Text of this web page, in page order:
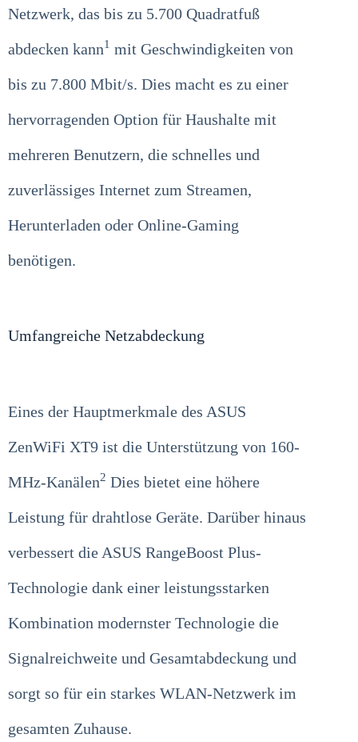
Netzwerk, das bis zu 5.700 Quadratfuß
abdecken kann1 mit Geschwindigkeiten von
bis zu 7.800 Mbit/s. Dies macht es zu einer
hervorragenden Option für Haushalte mit
mehreren Benutzern, die schnelles und
zuverlässiges Internet zum Streamen,
Herunterladen oder Online-Gaming
benötigen.
Umfangreiche Netzabdeckung
Eines der Hauptmerkmale des ASUS
ZenWiFi XT9 ist die Unterstützung von 160-
MHz-Kanälen2 Dies bietet eine höhere
Leistung für drahtlose Geräte. Darüber hinaus
verbessert die ASUS RangeBoost Plus-
Technologie dank einer leistungsstarken
Kombination modernster Technologie die
Signalreichweite und Gesamtabdeckung und
sorgt so für ein starkes WLAN-Netzwerk im
gesamten Zuhause.